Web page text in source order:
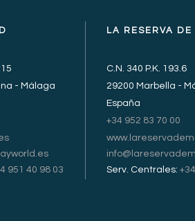
- Málaga
951 40 98 03
LA RESERVA
C.N. 340 P.K. 193.6
29200 Marbella -
España
+34 952 83 70 00
Serv. Centrales: